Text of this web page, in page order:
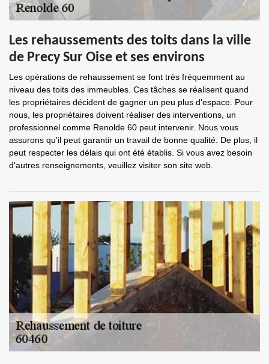
Les rehaussements des toits dans la ville
de Precy Sur Oise et ses environs
Les opérations de rehaussement se font très fréquemment au
niveau des toits des immeubles. Ces tâches se réalisent quand
les propriétaires décident de gagner un peu plus d'espace. Pour
nous, les propriétaires doivent réaliser des interventions, un
professionnel comme Renolde 60 peut intervenir. Nous vous
assurons qu'il peut garantir un travail de bonne qualité. De plus, il
peut respecter les délais qui ont été établis. Si vous avez besoin
d'autres renseignements, veuillez visiter son site web.